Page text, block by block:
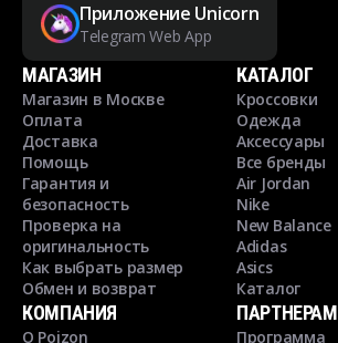
Приложение Unicorn
Telegram Web App
МАГАЗИН
Магазин в Москве
Оплата
Доставка
Помощь
Гарантия и
безопасность
Проверка на
оригинальность
Как выбрать размер
Обмен и возврат
КАТАЛОГ
Кроссовки
Одежда
Аксессуары
Все бренды
Air Jordan
Nike
New Balance
Adidas
Asics
Каталог
КОМПАНИЯ
О Poizon
ПАРТНЕРАМ
Программа